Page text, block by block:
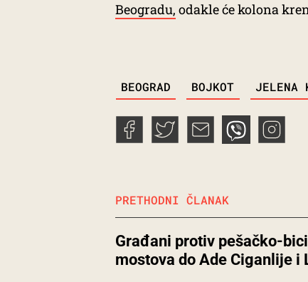
Beogradu, odakle će kolona
BEOGRAD BOJKOT JELENA
PRETHODNI ČLANAK
Građani protiv pešačko-
mostova do Ade Ciganlije i